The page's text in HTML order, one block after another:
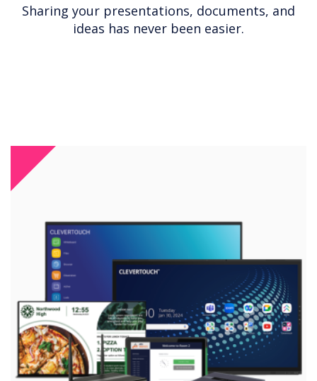
Sharing your presentations, documents, and
ideas has never been easier.